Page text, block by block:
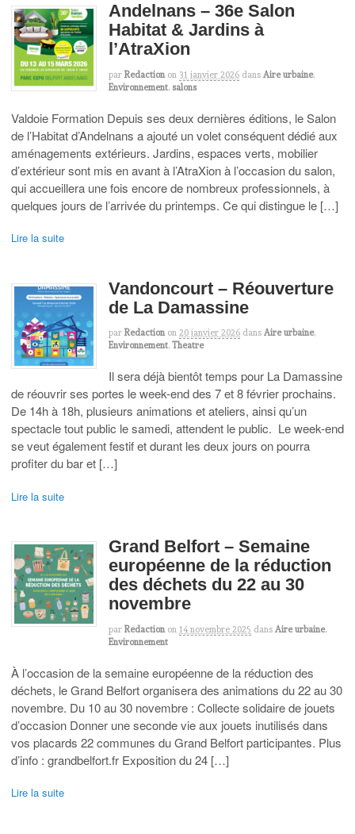
Andelnans – 36e Salon
Habitat & Jardins à
l’AtraXion
par Redaction on 31 janvier 2026 dans Aire urbaine,
Environnement, salons
Valdoie Formation Depuis ses deux dernières éditions, le Salon
de l’Habitat d’Andelnans a ajouté un volet conséquent dédié aux
aménagements extérieurs. Jardins, espaces verts, mobilier
d’extérieur sont mis en avant à l’AtraXion à l’occasion du salon,
qui accueillera une fois encore de nombreux professionnels, à
quelques jours de l’arrivée du printemps. Ce qui distingue le […]
Lire la suite
Vandoncourt – Réouverture
de La Damassine
par Redaction on 20 janvier 2026 dans Aire urbaine,
Environnement, Theatre
Il sera déjà bientôt temps pour La Damassine
de réouvrir ses portes le week-end des 7 et 8 février prochains.
De 14h à 18h, plusieurs animations et ateliers, ainsi qu’un
spectacle tout public le samedi, attendent le public. Le week-end
se veut également festif et durant les deux jours on pourra
profiter du bar et […]
Lire la suite
Grand Belfort – Semaine
européenne de la réduction
des déchets du 22 au 30
novembre
par Redaction on 14 novembre 2025 dans Aire urbaine,
Environnement
À l’occasion de la semaine européenne de la réduction des
déchets, le Grand Belfort organisera des animations du 22 au 30
novembre. Du 10 au 30 novembre : Collecte solidaire de jouets
d’occasion Donner une seconde vie aux jouets inutilisés dans
vos placards 22 communes du Grand Belfort participantes. Plus
d’info : grandbelfort.fr Exposition du 24 […]
Lire la suite